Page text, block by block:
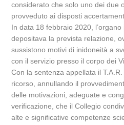
considerato che solo uno dei due
provveduto ai disposti
In data 18 febbraio 2020,
depositava la prevista relazione,
sussistono motivi di inidoneità a
con il servizio presso il corpo dei
Con la sentenza appellata il
ricorso, annullando il
delle motivazioni, adeguate e
verificazione, che il Collegio
alte e significative competenze